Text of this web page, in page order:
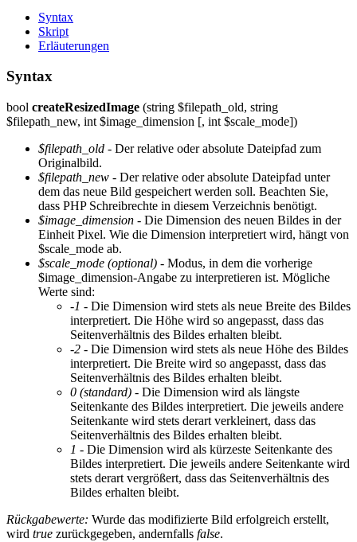
Syntax
Skript
Erläuterungen
Syntax
bool createResizedImage (string $filepath_old, string
$filepath_new, int $image_dimension [, int $scale_mode])
$filepath_old - Der relative oder absolute Dateipfad zum
Originalbild.
$filepath_new - Der relative oder absolute Dateipfad unter
dem das neue Bild gespeichert werden soll. Beachten Sie,
dass PHP Schreibrechte in diesem Verzeichnis benötigt.
$image_dimension - Die Dimension des neuen Bildes in der
Einheit Pixel. Wie die Dimension interpretiert wird, hängt von
$scale_mode ab.
$scale_mode (optional) - Modus, in dem die vorherige
$image_dimension-Angabe zu interpretieren ist. Mögliche
Werte sind:
-1 - Die Dimension wird stets als neue Breite des Bildes
interpretiert. Die Höhe wird so angepasst, dass das
Seitenverhältnis des Bildes erhalten bleibt.
-2 - Die Dimension wird stets als neue Höhe des Bildes
interpretiert. Die Breite wird so angepasst, dass das
Seitenverhältnis des Bildes erhalten bleibt.
0 (standard) - Die Dimension wird als längste
Seitenkante des Bildes interpretiert. Die jeweils andere
Seitenkante wird stets derart verkleinert, dass das
Seitenverhältnis des Bildes erhalten bleibt.
1 - Die Dimension wird als kürzeste Seitenkante des
Bildes interpretiert. Die jeweils andere Seitenkante wird
stets derart vergrößert, dass das Seitenverhältnis des
Bildes erhalten bleibt.
Rückgabewerte: Wurde das modifizierte Bild erfolgreich erstellt,
wird true zurückgegeben, andernfalls false.